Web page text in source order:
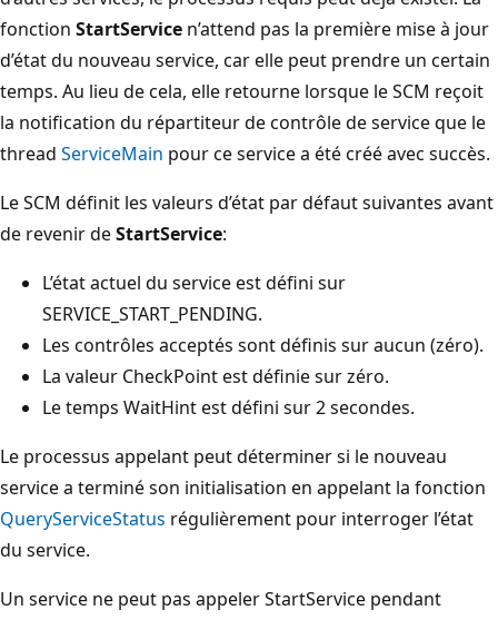
fonction StartService n’attend pas la première mise à jour
d’état du nouveau service, car elle peut prendre un certain
temps. Au lieu de cela, elle retourne lorsque le SCM reçoit
la notification du répartiteur de contrôle de service que le
thread ServiceMain pour ce service a été créé avec succès.
Le SCM définit les valeurs d’état par défaut suivantes avant
de revenir deStartService:
L’état actuel du service est défini sur
SERVICE_START_PENDING.
Les contrôles acceptés sont définis sur aucun (zéro).
La valeur CheckPoint est définie sur zéro.
Le temps WaitHint est défini sur 2 secondes.
Le processus appelant peut déterminer si le nouveau
service a terminé son initialisation en appelant la fonction
QueryServiceStatus régulièrement pour interroger l’état
du service.
Un service ne peut pas appelerStartService pendant